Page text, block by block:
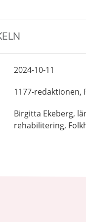
2024-10-11
1177-redaktionen,
Birgitta Ekeberg,
rehabilitering,